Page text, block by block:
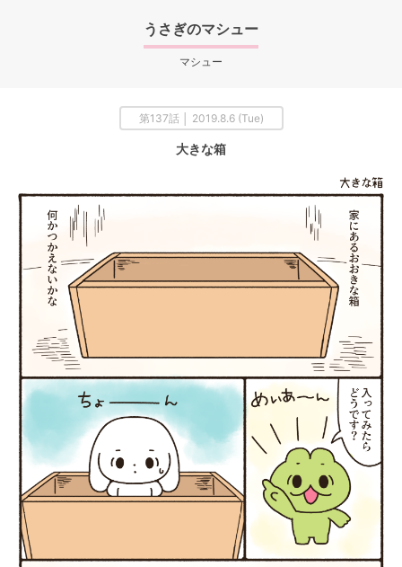
うさぎのマシュー
マシュー
第137話 │ 2019.8.6 (Tue)
大きな箱